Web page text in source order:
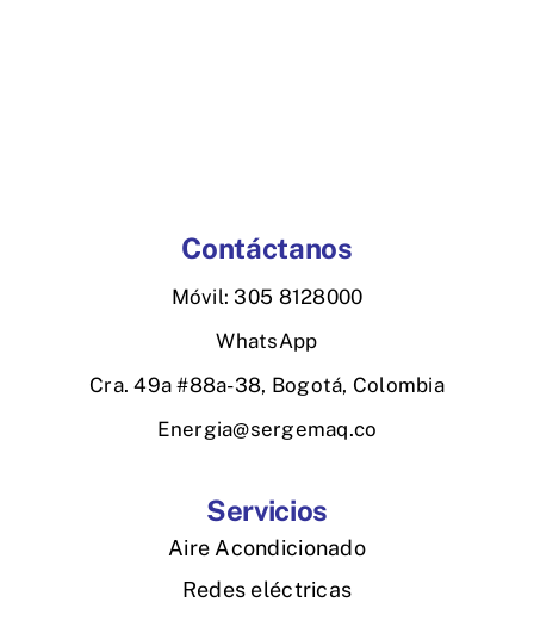
Contáctanos
Móvil: 305 8128000
WhatsApp
Cra. 49a #88a-38, Bogotá, Colombia
Energia@sergemaq.co
Servicios
Aire Acondicionado
Redes eléctricas